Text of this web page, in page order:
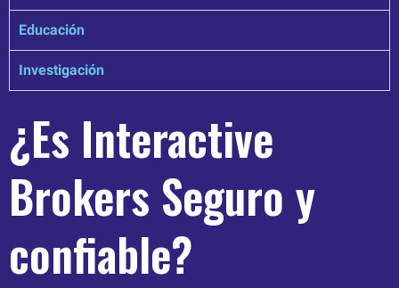
Educación
Investigación
¿Es Interactive
Brokers Seguro y
confiable?